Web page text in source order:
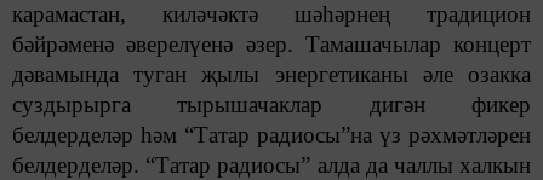
карамастан, киләчәктә шәһәрнең традицион
бәйрәменә әверелүенә әзер. Тамашачылар концерт
дәвамында туган җылы энергетиканы әле озакка
суздырырга тырышачаклар дигән фикер
белдерделәр һәм “Татар радиосы”на үз рәхмәтләрен
белдерделәр. “Татар радиосы” алда да чаллы халкын